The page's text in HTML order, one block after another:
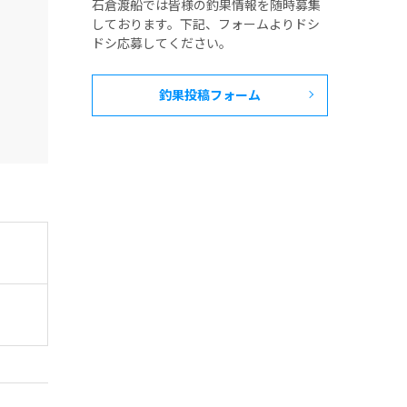
石倉渡船では皆様の釣果情報を随時募集
しております。下記、フォームよりドシ
ドシ応募してください。
釣果投稿フォーム